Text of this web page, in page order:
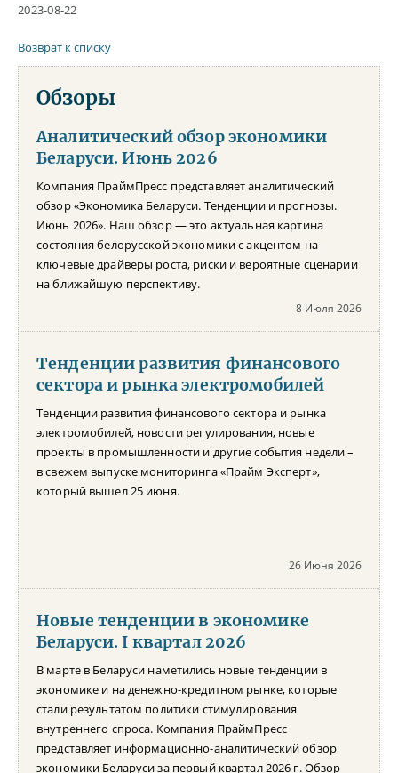
2023-08-22
Возврат к списку
Обзоры
Аналитический обзор экономики
Беларуси. Июнь 2026
Компания ПраймПресс представляет аналитический
обзор «Экономика Беларуси. Тенденции и прогнозы.
Июнь 2026». Наш обзор — это актуальная картина
состояния белорусской экономики с акцентом на
ключевые драйверы роста, риски и вероятные сценарии
на ближайшую перспективу.
8 Июля 2026
Тенденции развития финансового
сектора и рынка электромобилей
Тенденции развития финансового сектора и рынка
электромобилей, новости регулирования, новые
проекты в промышленности и другие события недели –
в свежем выпуске мониторинга «Прайм Эксперт»,
который вышел 25 июня.
26 Июня 2026
Новые тенденции в экономике
Беларуси. I квартал 2026
В марте в Беларуси наметились новые тенденции в
экономике и на денежно-кредитном рынке, которые
стали результатом политики стимулирования
внутреннего спроса. Компания ПраймПресс
представляет информационно-аналитический обзор
экономики Беларуси за первый квартал 2026 г. Обзор